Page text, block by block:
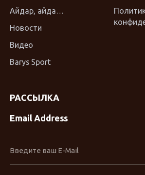
Айдар, айда…
Новости
Видео
Barys Sport
РАССЫЛКА
Email Address